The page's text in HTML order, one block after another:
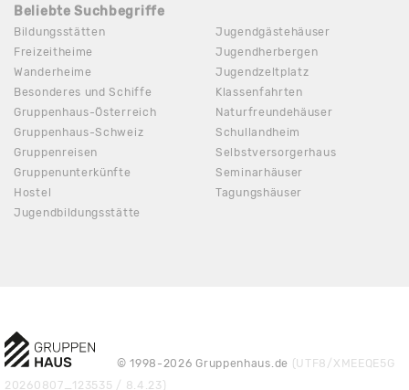
Beliebte Suchbegriffe
Bildungsstätten
Freizeitheime
Wanderheime
Besonderes und Schiffe
Gruppenhaus-Österreich
Gruppenhaus-Schweiz
Gruppenreisen
Gruppenunterkünfte
Hostel
Jugendbildungsstätte
Jugendgästehäuser
Jugendherbergen
Jugendzeltplatz
Klassenfahrten
Naturfreundehäuser
Schullandheim
Selbstversorgerhaus
Seminarhäuser
Tagungshäuser
© 1998-2026 Gruppenhaus.de
(UTF8/XMEEQE5G
20260807_123535 / 8.4.23)